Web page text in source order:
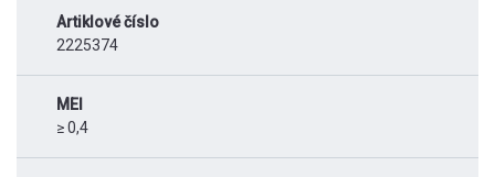
Artiklové číslo
2225374
MEI
≥ 0,4